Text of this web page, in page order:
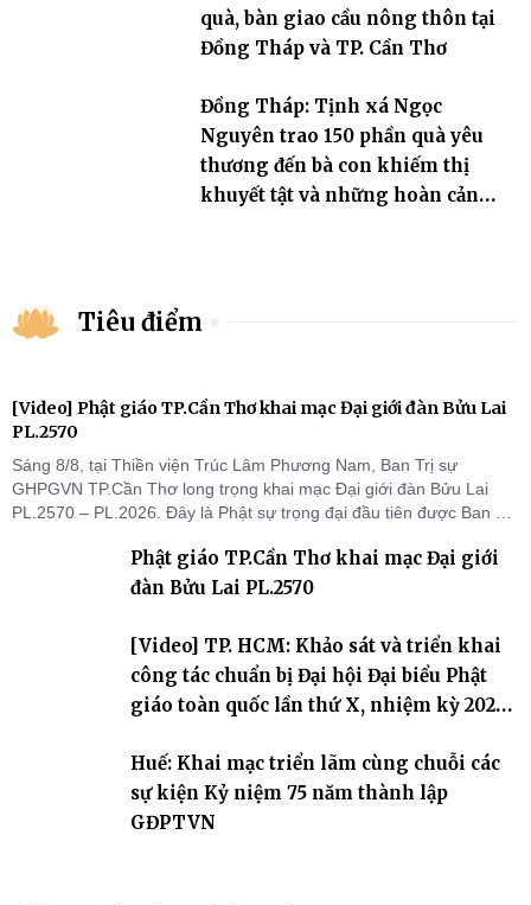
quà, bàn giao cầu nông thôn tại
Đồng Tháp và TP. Cần Thơ
Đồng Tháp: Tịnh xá Ngọc
Nguyên trao 150 phần quà yêu
thương đến bà con khiếm thị
khuyết tật và những hoàn cảnh
Tiêu điểm
[Video] Phật giáo TP.Cần Thơ khai mạc Đại giới đàn Bửu Lai
PL.2570
Sáng 8/8, tại Thiền viện Trúc Lâm Phương Nam, Ban Trị sự
GHPGVN TP.Cần Thơ long trọng khai mạc Đại giới đàn Bửu Lai
PL.2570 – PL.2026. Đây là Phật sự trọng đại đầu tiên được Ban Trị
thứ I, thể hiện sự quan tâm đối với công tác truyền giới, đào tạo
Tăng tài và tiếp nối mạng mạch Tăng-g
Phật giáo TP.Cần Thơ khai mạc Đại giới
đàn Bửu Lai PL.2570
[Video] TP. HCM: Khảo sát và triển khai
công tác chuẩn bị Đại hội Đại biểu Phật
giáo toàn quốc lần thứ X, nhiệm kỳ 2026-
Huế: Khai mạc triển lãm cùng chuỗi các
sự kiện Kỷ niệm 75 năm thành lập
GĐPTVN